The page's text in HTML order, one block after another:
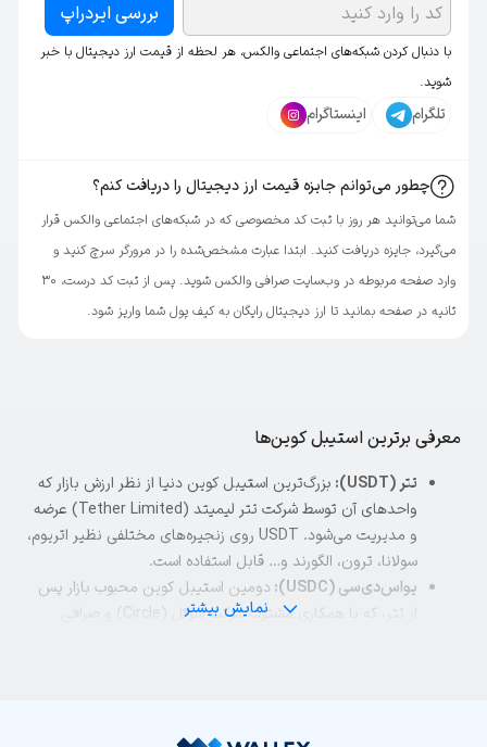
بررسی ایردراپ
با دنبال کردن شبکه‌های اجتماعی والکس، هر لحظه از قیمت ارز دیجیتال با خبر
شوید.
تلگرام اینستاگرام
چطور می‌توانم جایزه قیمت ارز دیجیتال را دریافت کنم؟
شما می‌توانید هر روز با ثبت کد مخصوصی که در شبکه‌های اجتماعی والکس قرار
می‌گیرد، جایزه دریافت کنید. ابتدا عبارت مشخص‌شده را در مرورگر سرچ کنید و
وارد صفحه مربوطه در وب‌سایت صرافی والکس شوید. پس از ثبت کد درست، ۳۰
ثانیه در صفحه بمانید تا ارز دیجیتال رایگان به کیف پول شما واریز شود.
معرفی برترین استیبل کوین‌ها
تتر (USDT):
بزرگ‌ترین استیبل کوین دنیا از نظر ارزش بازار که
واحدهای آن توسط شرکت تتر لیمیتد (Tether Limited) عرضه
و مدیریت می‌شود. USDT روی زنجیره‌های مختلفی نظیر اتریوم،
سولانا، ترون، الگورند و… قابل استفاده است.
یواس‌دی‌سی (USDC):
دومین استیبل کوین محبوب بازار پس
از تتر، که با همکاری مشترک شرکت سرکل (Circle) و صرافی
نمایش بیشتر